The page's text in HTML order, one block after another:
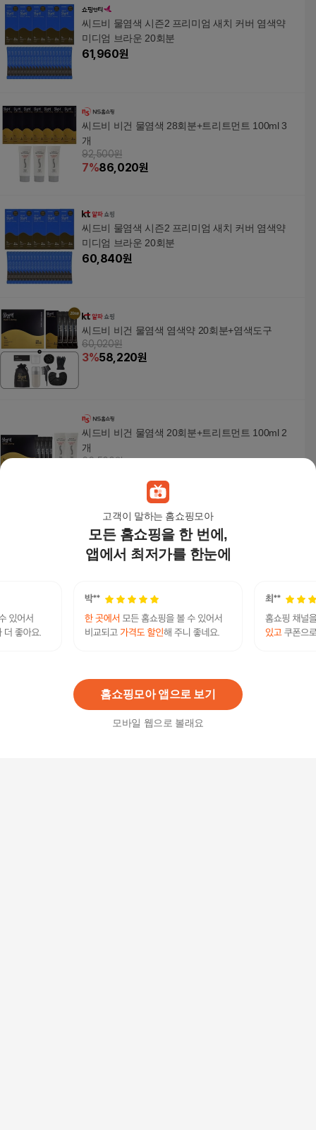
고객이 말하는 홈쇼핑모아
모든 홈쇼핑을 한 번에,
앱에서 최저가를 한눈에
홈쇼핑모아 앱으로 보기
모바일 웹으로 볼래요
씨드비 물염색 시즌2 프리미엄 새치 커버 염색약
미디엄 브라운 20회분
61,960원
씨드비 비건 물염색 28회분+트리트먼트 100ml 3
개
92,500원
7%86,020원
씨드비 물염색 시즌2 프리미엄 새치 커버 염색약
미디엄 브라운 20회분
60,840원
씨드비 비건 물염색 염색약 20회분+염색도구
60,020원
3%58,220원
씨드비 비건 물염색 20회분+트리트먼트 100ml 2
개
66,500원
씨드비 물염색 시즌2 프리미엄 새치 커버 염색약
미디엄 브라운 4회분+염색볼200ml외 도구
12,960원
[선택2/싱글] 물염색 20회분(미디엄브라운/내추럴
7%74,220원